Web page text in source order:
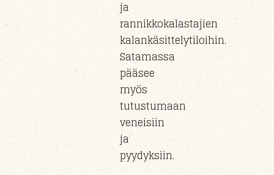
ja
rannikkokalastajien
kalankäsittelytiloihin.
Satamassa
pääsee
myös
tutustumaan
veneisiin
ja
pyydyksiin.